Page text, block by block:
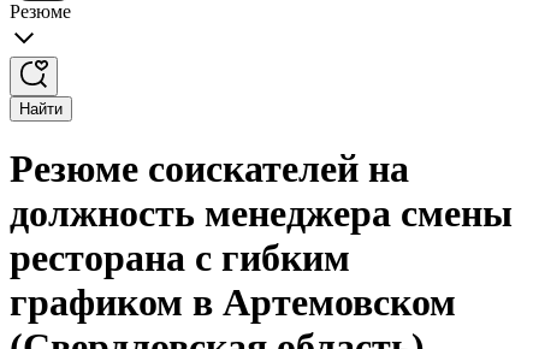
Резюме
Найти
Резюме соискателей на
должность менеджера смены
ресторана с гибким
графиком в Артемовском